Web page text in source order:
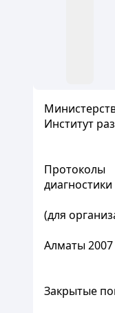
Институт
Протоколы
(для
Алматы 2007
Закрытые